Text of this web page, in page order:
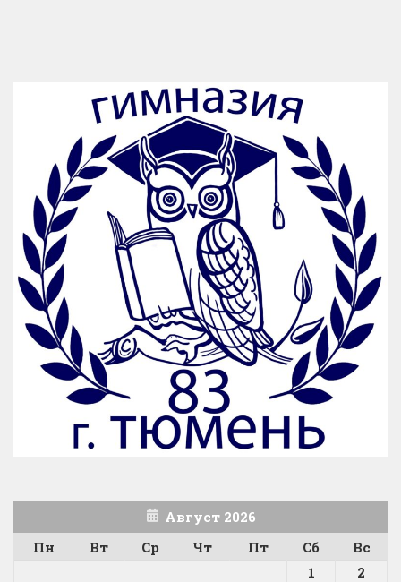
Август 2026
Пн
Вт Ср Чт Пт Сб
Вс
1
2